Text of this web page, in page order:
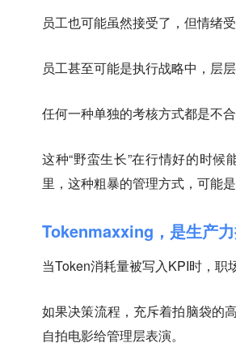
员工也可能虽然接受了，但情绪
员工甚至可能是执行战略中，层
任何一种单独的考核方式都是不合
这种“野蛮生长”在行情好的时
里，这种粗暴的管理方式，可能
Tokenmaxxing，是生产
当Token消耗量被写入KPI时，职
如果决策流程，充斥着拍脑袋的
自拍电影给管理层表演。